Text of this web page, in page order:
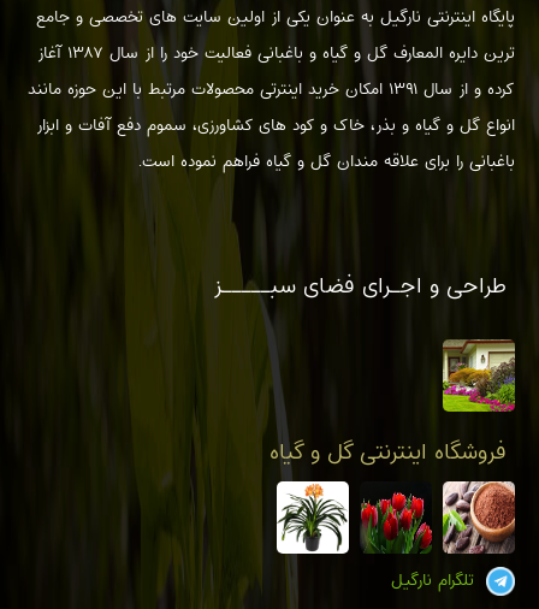
پایگاه اینترنتی نارگیل به عنوان یکی از اولین سایت های تخصصی و جامع
ترین دایره المعارف گل و گیاه و باغبانی فعالیت خود را از سال ۱۳۸۷ آغاز
کرده و از سال ۱۳۹۱ امکان خرید اینترتی محصولات مرتبط با این حوزه مانند
انواع گل و گیاه و بذر، خاک و کود های کشاورزی، سموم دفع آفات و ابزار
باغبانی را برای علاقه مندان گل و گیاه فراهم نموده است.
طراحی و اجـرای فضای سبـــــز
فروشگاه اینترنتی گل و گیاه
تلگرام نارگیل